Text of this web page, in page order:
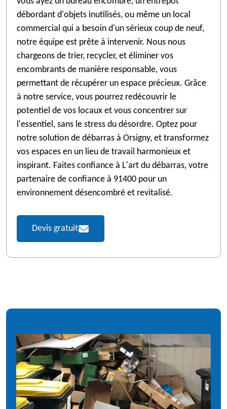
débordant d'objets inutilisés, ou même un local
commercial qui a besoin d'un sérieux coup de neuf,
notre équipe est prête à intervenir. Nous nous
chargeons de trier, recycler, et éliminer vos
encombrants de manière responsable, vous
permettant de récupérer un espace précieux. Grâce
à notre service, vous pourrez redécouvrir le
potentiel de vos locaux et vous concentrer sur
l'essentiel, sans le stress du désordre. Optez pour
notre solution de débarras à Orsigny, et transformez
vos espaces en un lieu de travail harmonieux et
inspirant. Faites confiance à L'art du débarras, votre
partenaire de confiance à 91400 pour un
environnement désencombré et revitalisé.
Devis gratuit